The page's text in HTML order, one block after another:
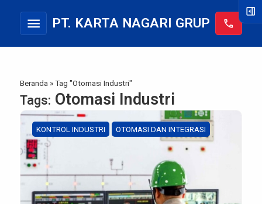
menu PT. KARTA NAGARI GRUP call
Beranda »Tag "Otomasi Industri"
Tags: Otomasi Industri
KONTROL INDUSTRI OTOMASI DAN INTEGRASI
right_panel_open